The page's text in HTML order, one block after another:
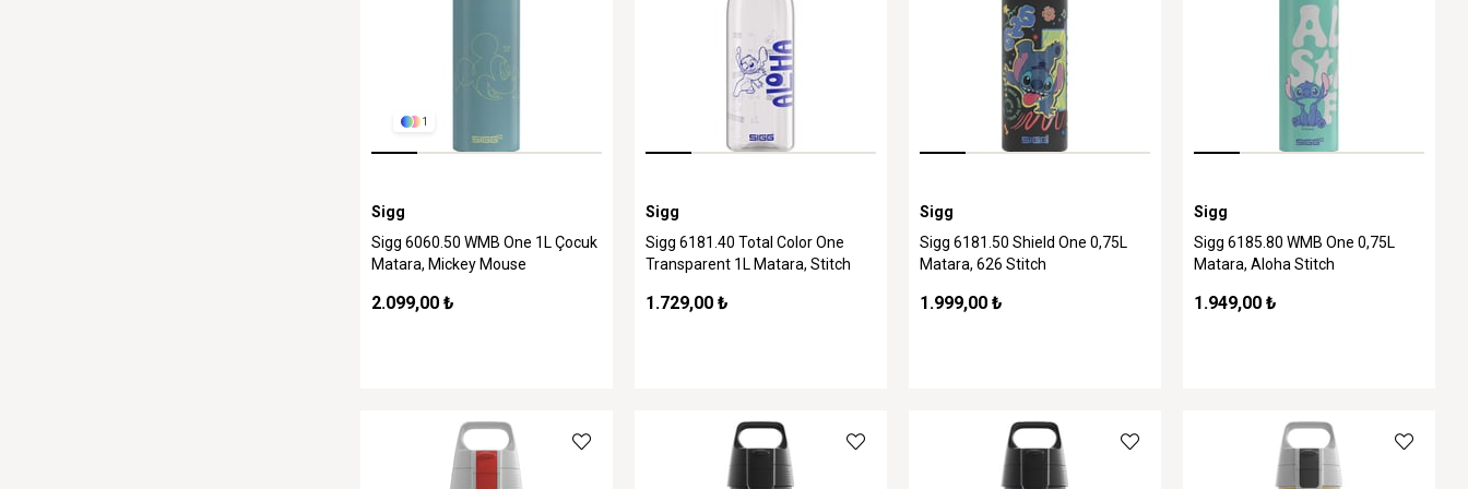
1
Sigg
Sigg 6060.50 WMB One 1L Çocuk
Matara, Mickey Mouse
2.099,00 ₺
Sigg
Sigg 6181.40 Total Color One
Transparent 1L Matara, Stitch
1.729,00 ₺
Sigg
Sigg 6181.50 Shield One 0,75L
Matara, 626 Stitch
1.999,00 ₺
Sigg
Sigg 6185.80 WMB One 0,75L
Matara, Aloha Stitch
1.949,00 ₺